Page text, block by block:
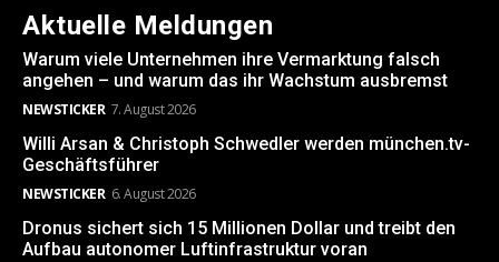
Aktuelle Meldungen
Warum viele Unternehmen ihre Vermarktung falsch
angehen – und warum das ihr Wachstum ausbremst
NEWSTICKER 7. August 2026
Willi Arsan & Christoph Schwedler werden münchen.tv-
Geschäftsführer
NEWSTICKER 6. August 2026
Dronus sichert sich 15 Millionen Dollar und treibt den
Aufbau autonomer Luftinfrastruktur voran